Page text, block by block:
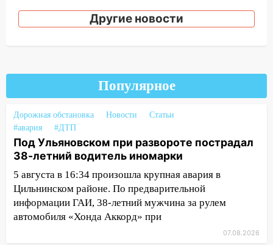
15:51 Бросила кирпич в жену брата: в
15:47 На улице Радищева сбили
курьера: крупная авария в Ульяновске
15:15 Проводил до квартиры и ограбил:
новый кавалер женщины оказался
рецидивистом
14:26 В Ульяновске ограничат движение
по улице Ефремова
14:23 67% ульяновцев готовы
передумать увольняться, если им
повысят зарплату
Другие новости
Популярное
Дорожная обстановка Новости
Статьи
#авария
#ДТП
Под Ульяновском при развороте пострадал
38-летний водитель иномарки
5 августа в 16:34 произошла крупная авария в
Цильнинском районе. По предварительной
информации ГАИ, 38-летний мужчина за рулем
автомобиля «Хонда Аккорд» при
07.08.2026